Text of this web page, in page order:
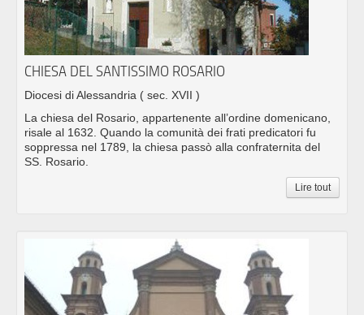
CHIESA DEL SANTISSIMO ROSARIO
Diocesi di Alessandria ( sec. XVII )
La chiesa del Rosario, appartenente all’ordine domenicano,
risale al 1632. Quando la comunità dei frati predicatori fu
soppressa nel 1789, la chiesa passò alla confraternita del
SS. Rosario.
Lire tout